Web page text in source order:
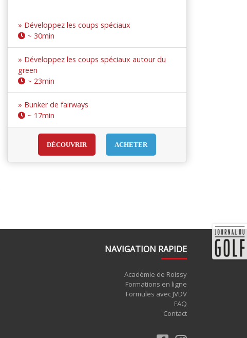
» Développez les coups spéciaux
~ 30min
» Développez les coups spéciaux autour du
green
~ 23min
» Bunker de fairways
~ 17min
DÉCOUVRIR ACHETER
NAVIGATION RAPIDE
Académie de Roissy
Formations en ligne
Formules avec JVDV
FAQ
Contact